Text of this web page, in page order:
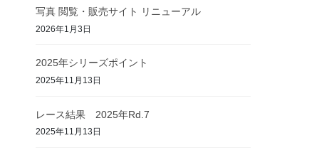
写真 閲覧・販売サイト リニューアル
2026年1月3日
2025年シリーズポイント
2025年11月13日
レース結果 2025年Rd.7
2025年11月13日